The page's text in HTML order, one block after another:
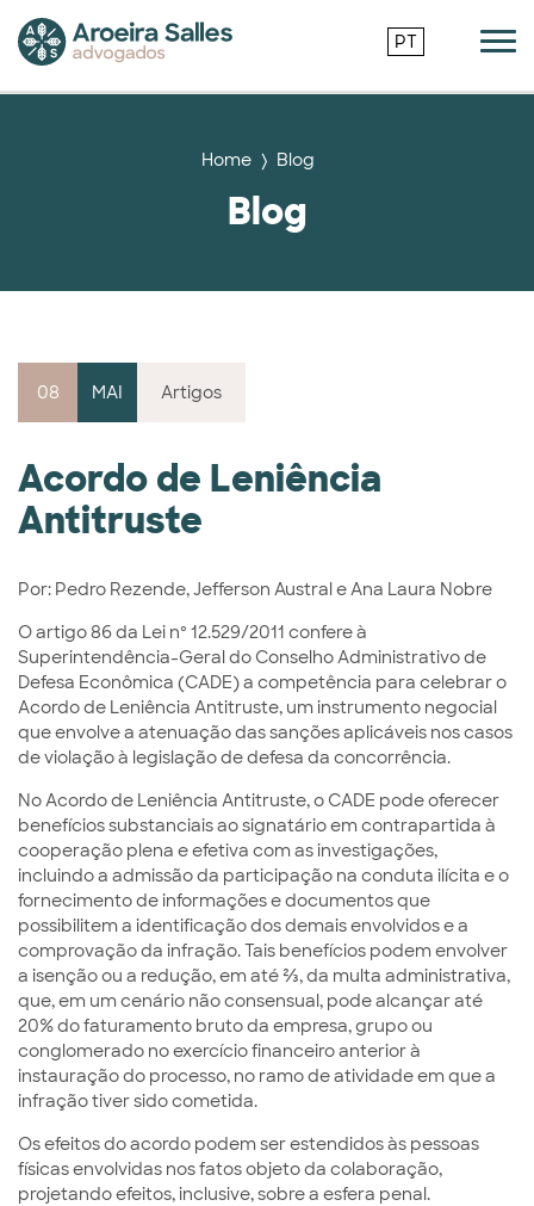
PT
Home Blog
Blog
08 MAI Artigos
Acordo de Leniência
Antitruste
Por: Pedro Rezende, Jefferson Austral e Ana Laura Nobre
O artigo 86 da Lei nº 12.529/2011 confere à
Superintendência-Geral do Conselho Administrativo de
Defesa Econômica (CADE) a competência para celebrar o
Acordo de Leniência Antitruste, um instrumento negocial
que envolve a atenuação das sanções aplicáveis nos casos
de violação à legislação de defesa da concorrência.
No Acordo de Leniência Antitruste, o CADE pode oferecer
benefícios substanciais ao signatário em contrapartida à
cooperação plena e efetiva com as investigações,
incluindo a admissão da participação na conduta ilícita e o
fornecimento de informações e documentos que
possibilitem a identificação dos demais envolvidos e a
comprovação da infração. Tais benefícios podem envolver
a isenção ou a redução, em até ⅔, da multa administrativa,
que, em um cenário não consensual, pode alcançar até
20% do faturamento bruto da empresa, grupo ou
conglomerado no exercício financeiro anterior à
instauração do processo, no ramo de atividade em que a
infração tiver sido cometida.
Os efeitos do acordo podem ser estendidos às pessoas
físicas envolvidas nos fatos objeto da colaboração,
projetando efeitos, inclusive, sobre a esfera penal.